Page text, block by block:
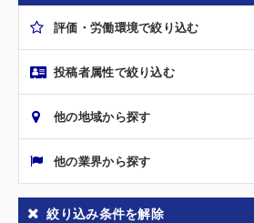
評価・労働環境で絞り込む
投稿者属性で絞り込む
他の地域から探す
他の業界から探す
絞り込み条件を解除